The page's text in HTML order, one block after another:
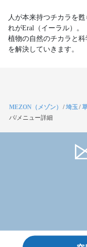
人が本来持つチカラを
れがEral（イーラル）。
植物の自然のチカラと
を解決していきます。
MEZON（メゾン） /埼玉/
パ/メニュー詳細